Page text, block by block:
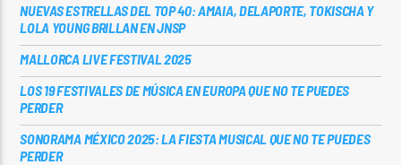
NUEVAS ESTRELLAS DEL TOP 40: AMAIA, DELAPORTE, TOKISCHA Y
LOLA YOUNG BRILLAN EN JNSP
MALLORCA LIVE FESTIVAL 2025
LOS 19 FESTIVALES DE MÚSICA EN EUROPA QUE NO TE PUEDES
PERDER
SONORAMA MÉXICO 2025: LA FIESTA MUSICAL QUE NO TE PUEDES
PERDER